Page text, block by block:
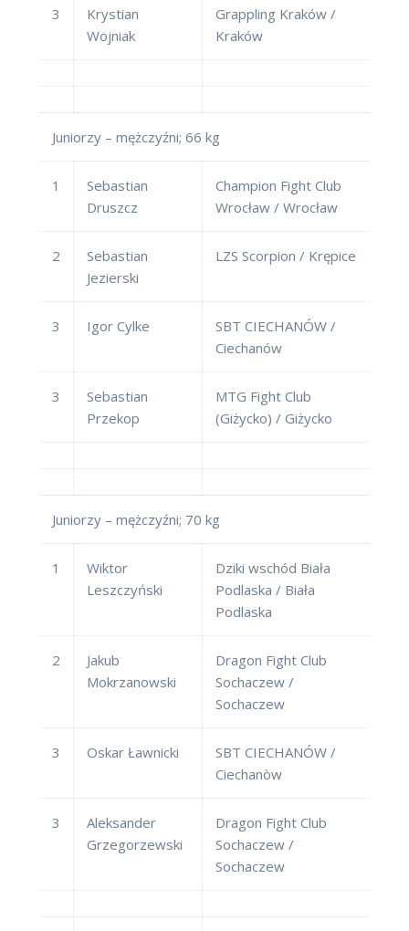
3
Krystian
Wojniak
Grappling Kraków /
Kraków
Juniorzy – mężczyźni; 66 kg
1
Sebastian
Druszcz
Champion Fight Club
Wrocław / Wrocław
2
Sebastian
Jezierski
LZS Scorpion / Krępice
3 Igor Cylke
SBT CIECHANÓW /
Ciechanów
3
Sebastian
Przekop
MTG Fight Club
(Giżycko) / Giżycko
Juniorzy – mężczyźni; 70 kg
1
Wiktor
Leszczyński
Dziki wschód Biała
Podlaska / Biała
Podlaska
2
Jakub
Mokrzanowski
Dragon Fight Club
Sochaczew /
Sochaczew
3 Oskar Ławnicki
SBT CIECHANÓW /
Ciechanòw
3
Aleksander
Grzegorzewski
Dragon Fight Club
Sochaczew /
Sochaczew